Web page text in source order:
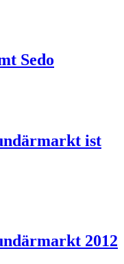
Sedo
ist
2012